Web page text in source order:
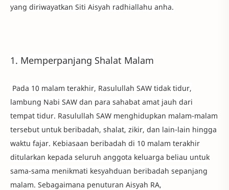
yang diriwayatkan Siti Aisyah radhiallahu anha.
1. Memperpanjang Shalat Malam
Pada 10 malam terakhir, Rasulullah SAW tidak tidur,
lambung Nabi SAW dan para sahabat amat jauh dari
tempat tidur. Rasulullah SAW menghidupkan malam-malam
tersebut untuk beribadah, shalat, zikir, dan lain-lain hingga
waktu fajar. Kebiasaan beribadah di 10 malam terakhir
ditularkan kepada seluruh anggota keluarga beliau untuk
sama-sama menikmati kesyahduan beribadah sepanjang
malam. Sebagaimana penuturan Aisyah RA,